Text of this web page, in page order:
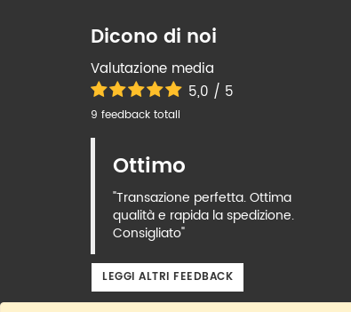
Dicono di noi
Valutazione media
5,0 / 5
9 feedback totali
Ottimo
"Transazione perfetta. Ottima
qualità e rapida la spedizione.
Consigliato"
LEGGI ALTRI FEEDBACK